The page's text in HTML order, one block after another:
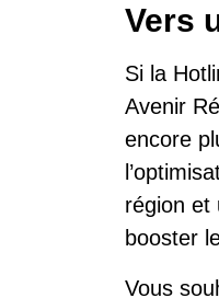
Vers
Si la
Avenir
encore
région et
booster
Vous